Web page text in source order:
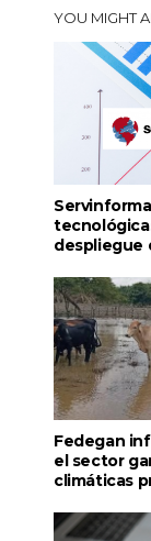
YOU MIGHT
despliegue
Fedegan
el sector
climáticas